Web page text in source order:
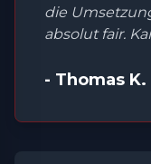
die
absolut fair.
- Thomas K.